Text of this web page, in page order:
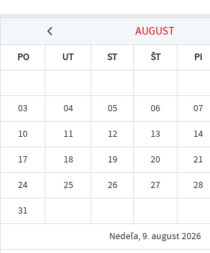
AUGUST
PO UT ST ŠT PI
03
04 05 06 07
10
11 12 13 14
17
18 19 20 21
24
25 26 27 28
31
Nedeľa, 9. august 2026